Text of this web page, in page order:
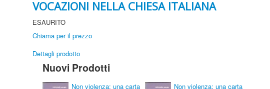
VOCAZIONI NELLA CHIESA ITALIANA
ESAURITO
Chiama per il prezzo
Dettagli prodotto
Nuovi Prodotti
Non violenza: una carta Non violenza: una carta